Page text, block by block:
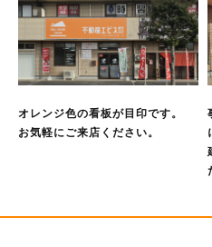
るとき
国の機関もしくは地方公共団体
法令の定める事務を遂行するこ
る場合であって，本人の同意を
予め次の事項を告知あるいは公
護委員会に届出をしたとき
利用目的に第三者への提供を含む
本人の求めに応じて個人情報の
オレンジ色の看板が目印です。
お気軽にご来店ください。